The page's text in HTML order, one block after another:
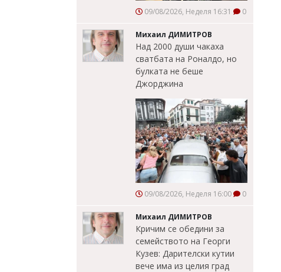
09/08/2026, Неделя 16:31 0
Михаил ДИМИТРОВ
Над 2000 души чакаха
сватбата на Роналдо, но
булката не беше
Джорджина
09/08/2026, Неделя 16:00 0
Михаил ДИМИТРОВ
Кричим се обедини за
семейството на Георги
Кузев: Дарителски кутии
вече има из целия град